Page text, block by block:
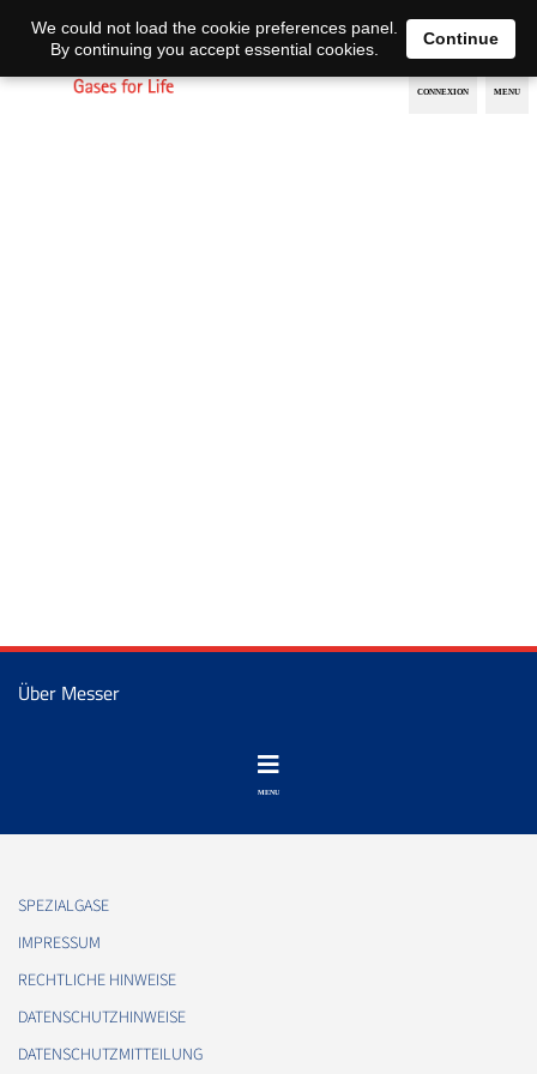
EN DE
Über Messer
SPEZIALGASE
IMPRESSUM
RECHTLICHE HINWEISE
DATENSCHUTZHINWEISE
DATENSCHUTZMITTEILUNG
We could not load the cookie preferences panel.
By continuing you accept essential cookies.
Continue